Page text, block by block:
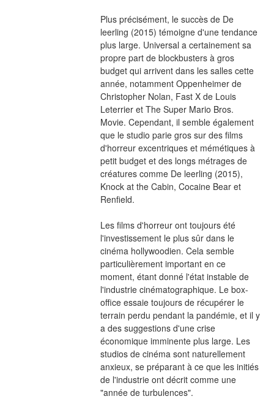
Plus précisément, le succès de De
leerling (2015) témoigne d'une tendance
plus large. Universal a certainement sa
propre part de blockbusters à gros
budget qui arrivent dans les salles cette
année, notamment Oppenheimer de
Christopher Nolan, Fast X de Louis
Leterrier et The Super Mario Bros.
Movie. Cependant, il semble également
que le studio parie gros sur des films
d'horreur excentriques et mémétiques à
petit budget et des longs métrages de
créatures comme De leerling (2015),
Knock at the Cabin, Cocaine Bear et
Renfield.
Les films d'horreur ont toujours été
l'investissement le plus sûr dans le
cinéma hollywoodien. Cela semble
particulièrement important en ce
moment, étant donné l'état instable de
l'industrie cinématographique. Le box-
office essaie toujours de récupérer le
terrain perdu pendant la pandémie, et il y
a des suggestions d'une crise
économique imminente plus large. Les
studios de cinéma sont naturellement
anxieux, se préparant à ce que les initiés
de l'industrie ont décrit comme une
"année de turbulences".